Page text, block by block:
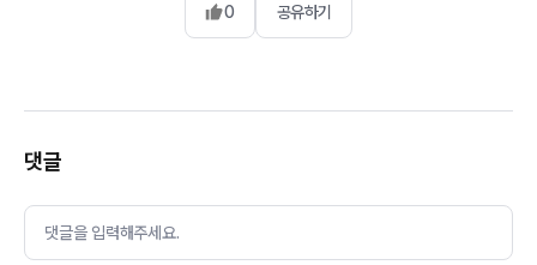
0 공유하기
댓글
댓글을 입력해주세요.